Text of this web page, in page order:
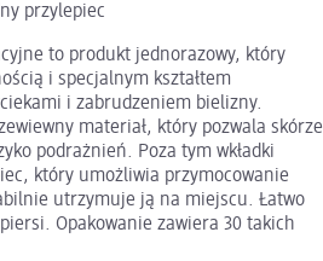
przylepiec
to produkt jednorazowy, który
i specjalnym kształtem
i zabrudzeniem bielizny.
materiał, który pozwala skórze
podrażnień. Poza tym wkładki
który umożliwia przymocowanie
utrzymuje ją na miejscu. Łatwo
Opakowanie zawiera 30 takich